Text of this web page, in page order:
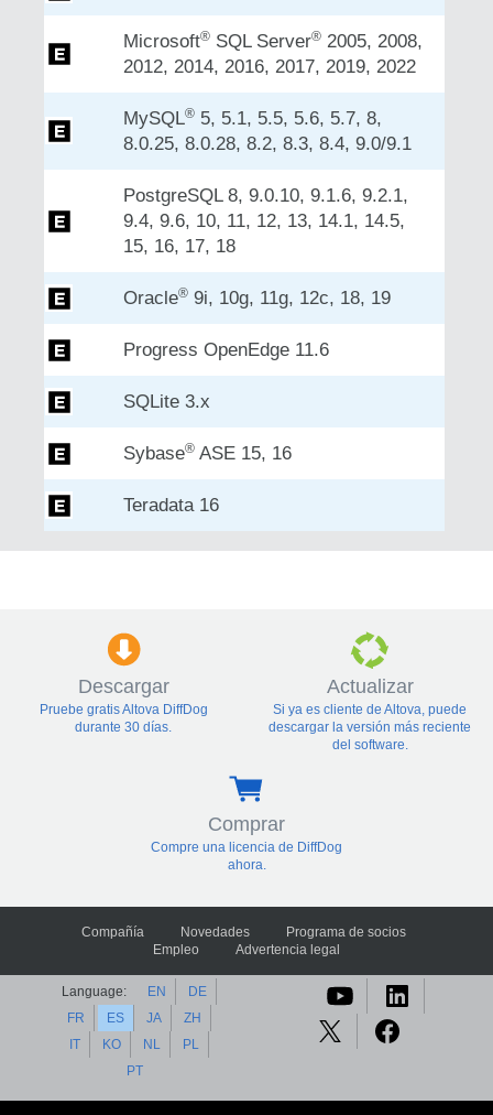
Microsoft® SQL Server® 2005, 2008,
2012, 2014, 2016, 2017, 2019, 2022
MySQL® 5, 5.1, 5.5, 5.6, 5.7, 8,
8.0.25, 8.0.28, 8.2, 8.3, 8.4, 9.0/9.1
PostgreSQL 8, 9.0.10, 9.1.6, 9.2.1,
9.4, 9.6, 10, 11, 12, 13, 14.1, 14.5,
15, 16, 17, 18
Oracle® 9i, 10g, 11g, 12c, 18, 19
Progress OpenEdge 11.6
SQLite 3.x
Sybase® ASE 15, 16
Teradata 16
Descargar
Pruebe gratis Altova DiffDog
durante 30 días.
Actualizar
Si ya es cliente de Altova, puede
descargar la versión más reciente
del software.
Comprar
Compre una licencia de DiffDog
ahora.
Compañía Novedades
Programa de socios
Empleo
Advertencia legal
Language: EN
DE
FR
ES JA
ZH
IT
KO NL
PL
PT